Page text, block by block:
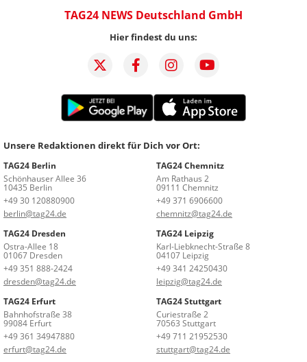
TAG24 NEWS Deutschland GmbH
Hier findest du uns:
Unsere Redaktionen direkt für Dich vor Ort:
TAG24 Berlin
Schönhauser Allee 36
10435 Berlin
+49 30 120880900
berlin@tag24.de
TAG24 Chemnitz
Am Rathaus 2
09111 Chemnitz
+49 371 6906600
chemnitz@tag24.de
TAG24 Dresden
Ostra-Allee 18
01067 Dresden
+49 351 888-2424
dresden@tag24.de
TAG24 Leipzig
Karl-Liebknecht-Straße 8
04107 Leipzig
+49 341 24250430
leipzig@tag24.de
TAG24 Erfurt
Bahnhofstraße 38
99084 Erfurt
+49 361 34947880
erfurt@tag24.de
TAG24 Stuttgart
Curiestraße 2
70563 Stuttgart
+49 711 21952530
stuttgart@tag24.de